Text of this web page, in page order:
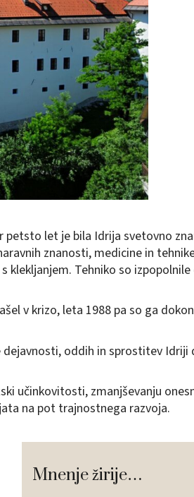
let je bila Idrija svetovno
znanosti, medicine in
Tehniko so
v krizo, leta 1988 pa so ga
oddih in sprostitev
učinkovitosti, zmanjševanju
na pot trajnostnega razvoja.
Mnenje žirije…